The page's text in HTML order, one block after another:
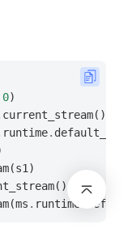
0)
current_stream()
runtime.
(s1)
() ==
s1
(ms . runtime